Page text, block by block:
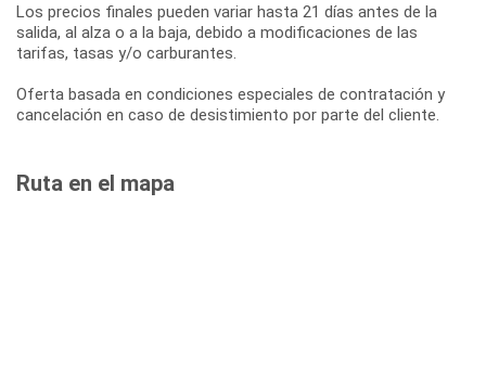
Los precios finales pueden variar hasta 21 días antes de la
salida, al alza o a la baja, debido a modificaciones de las
tarifas, tasas y/o carburantes.
Oferta basada en condiciones especiales de contratación y
cancelación en caso de desistimiento por parte del cliente.
Ruta en el mapa